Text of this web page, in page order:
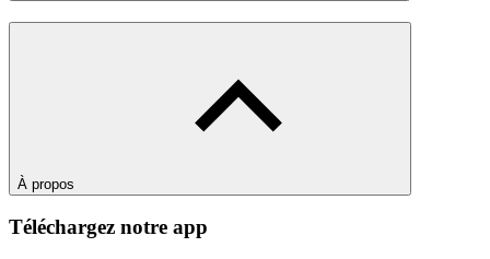
À propos
Téléchargez notre app